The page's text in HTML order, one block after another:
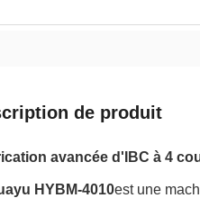
de produit
avancée d'IBC à 4
HYBM-4010est une